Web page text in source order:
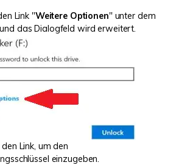
Link "Weitere Optionen" unter dem
das Dialogfeld wird erweitert.
Link, um den
einzugeben.